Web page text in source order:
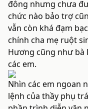
đông nhưng chưa
chức nào bảo trợ
vẫn còn khá đạm
chính cha mẹ ruột
Hương cũng như bà
các em.
Nhìn các em ngoan
lệnh của thầy phụ